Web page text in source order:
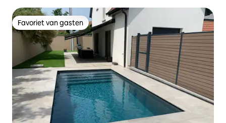
Favoriet van gasten
Favoriet van gasten